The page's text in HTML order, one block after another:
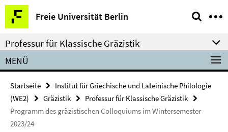
Springe
direkt
zu
Inhalt
Freie Universität Berlin
Service-
Navigation
Professur für Klassische Gräzistik
MENÜ
Startseite
Institut für Griechische und Lateinische Philologie
(WE2)
Gräzistik
Professur für Klassische Gräzistik
Programm des gräzistischen Colloquiums im Wintersemester
2023/24